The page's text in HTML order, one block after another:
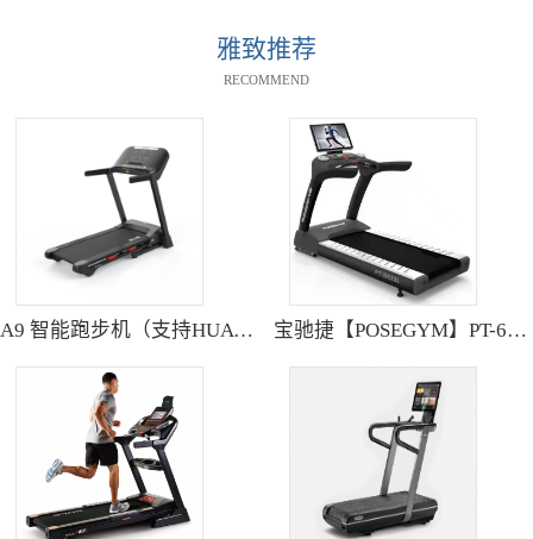
雅致推荐
RECOMMEND
A9 智能跑步机（支持HUAWEI HiLink） SH-T9119P 宝驰捷【POSEGYM】PT-6600Q高清大型触摸屏跑步机静音减震